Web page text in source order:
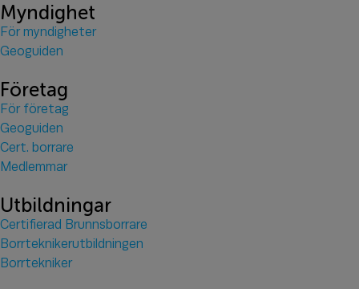
Myndighet
För myndigheter
Geoguiden
Företag
För företag
Geoguiden
Cert. borrare
Medlemmar
Utbildningar
Certifierad Brunnsborrare
Borrteknikerutbildningen
Borrtekniker